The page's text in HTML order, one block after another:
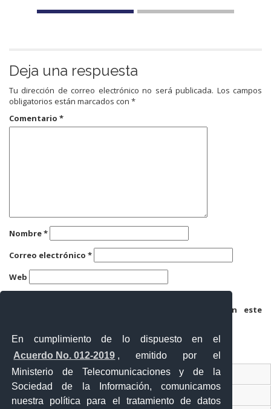
En cumplimiento de lo dispuesto en el
Acuerdo No. 012-2019 , emitido por el
Ministerio de Telecomunicaciones y de la
Sociedad de la Información, comunicamos
nuestra política para el tratamiento de datos
Deja una respuesta
Tu dirección de correo electrónico no será publicada. Los campos
obligatorios están marcados con *
Comentario *
Nombre*
Correo electrónico *
Web
Guarda mi nombre, correo electrónico y web en este
Ventanilla Única Virtual
Ventanilla Única de Comercio Exterior